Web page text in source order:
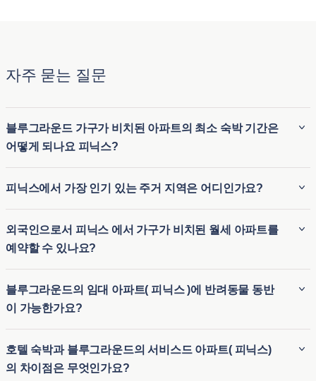
자주 묻는 질문
블루그라운드 가구가 비치된 아파트의 최소 숙박 기간은
어떻게 되나요 피닉스?
간은 일반적으로 2 박 입니다. 따라서 가구가 완비된 장기 임대
숙소( 피닉스 )와 임시 숙소가 필요한 단기 숙소 옵션 모두에 이
상적입니다. 블루그라운드는 이사 또는 장기 방문 등 다양한 체
류 기간에 유연하게 대응할 수 있습니다.
피닉스에서 가장 인기 있는 주거 지역은 어디인가요?
아케이디아는 풍부한 풍경, 역사적인 매력, 캐멀백 마운틴과
의 근접성으로 유명하며, 교외의 평화로움과 도시의 편리함
을 결합한 곳입니다.
다운타운 피닉스
리고 북적이는 밤생활로 주민들을 끌어들여, 에너지 넘치는
도시 생활을 찾는 이들에게 이상적입니다.
루즈벨트 로우는 예술 갤러리, 트렌디한 식당, 걷기 좋은 거
외국인으로서 피닉스 에서 가구가 비치된 월세 아파트를
예약할 수 있나요?
므로 외국인도 피닉스 에서 월세 아파트를 쉽게 예약할 수 있습
니다. 비즈니스나 레저를 위해 피닉스 에서 월세 아파트를 찾고
계신다면, 블루그라운드는 도시에 익숙하지 않은 분들에게 유
연하고 편리한 임시 주거 옵션을 제공합니다. 따라서 외국인이
나 여행객은 장기 계약 없이도 가구가 완비된 숙소에 쉽게 정착
블루그라운드의 임대 아파트( 피닉스 )에 반려동물 동반
이 가능한가요?
친화적이어서 세입자가 반려동물을 동반할 수 있습니다. 피닉
스 의 반려동물 동반 가능 아파트는 공원 및 반려동물에게 적합
호텔 숙박과 블루그라운드의 서비스드 아파트( 피닉스)
의 차이점은 무엇인가요?